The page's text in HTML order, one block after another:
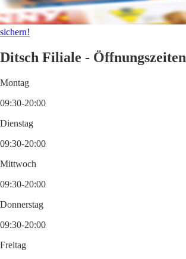
sichern!
Ditsch Filiale - Öffnungszeiten
Montag
09:30-20:00
Dienstag
09:30-20:00
Mittwoch
09:30-20:00
Donnerstag
09:30-20:00
Freitag